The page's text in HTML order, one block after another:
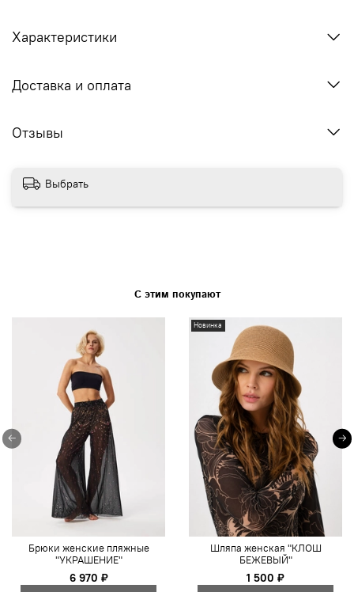
Характеристики
Доставка и оплата
Отзывы
Выбрать
С этим покупают
Брюки женские пляжные
"УКРАШЕНИЕ"
6 970 ₽
Новинка
Шляпа женская "КЛОШ
БЕЖЕВЫЙ"
1 500 ₽